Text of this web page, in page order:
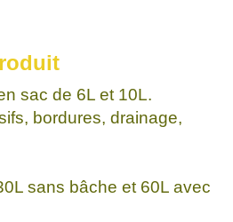
sac de 6L et 10L.
bordures, drainage,
sans bâche et 60L avec